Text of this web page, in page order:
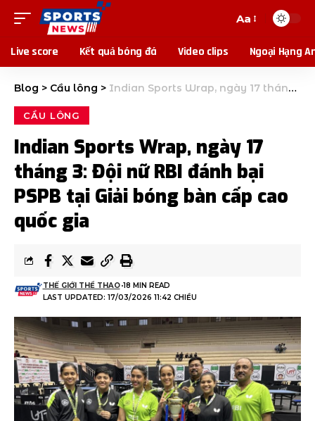
Aa
Live score Kết quả bóng đá Video clips Ngoại Hạng
Blog > Cầu lông > Indian Sports Wrap, ngày 17 tháng 3: Đội nữ RBI đánh bại PSPB tại Giải bóng bàn cấp cao quốc gia
CẦU LÔNG
Indian Sports Wrap, ngày 17
tháng 3: Đội nữ RBI đánh bại
PSPB tại Giải bóng bàn cấp cao
quốc gia
LAST UPDATED: 17/03/2026 11:42 CHIỀU
THẾ GIỚI THỂ THAO 18 MIN READ